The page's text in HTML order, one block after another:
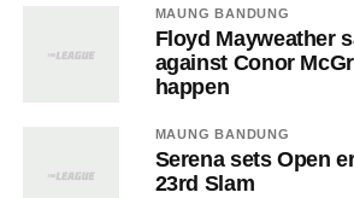
MAUNG BANDUNG
Floyd Mayweather
against Conor
happen
MAUNG BANDUNG
Serena sets Open
23rd Slam